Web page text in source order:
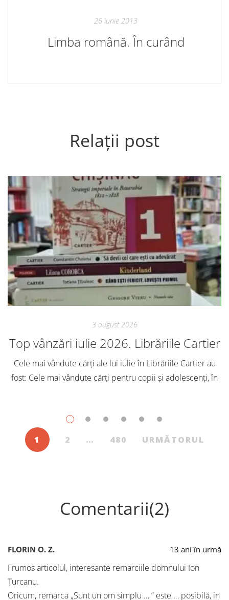
26 iunie 2013
Limba română. În curând
Relații post
3 august 2026
Top vânzări iulie 2026. Librăriile Cartier
Cele mai vândute cărți ale lui iulie în Librăriile Cartier au
fost: Cele mai vândute cărți pentru copii și adolescenți, în
1 2 … 480 URMĂTORUL
Comentarii(2)
FLORIN O. Z. 13 ani în urmă
Frumos articolul, interesante remarciile domnului Ion
Țurcanu.
Oricum, remarca „Sunt un om simplu … ” este … posibilă, in